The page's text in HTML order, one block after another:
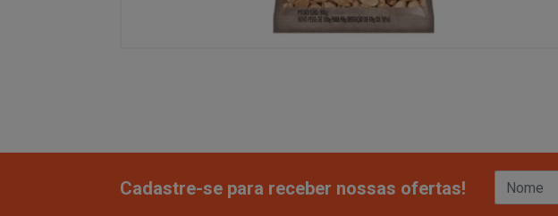
Cadastre-se para receber nossas ofertas!